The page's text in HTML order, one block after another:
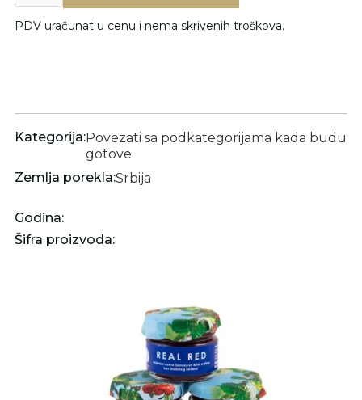
PDV uračunat u cenu i nema skrivenih troškova.
Kategorija:Povezati sa podkategorijama kada budu
gotove
Zemlja porekla:Srbija
Godina:
Šifra proizvoda: